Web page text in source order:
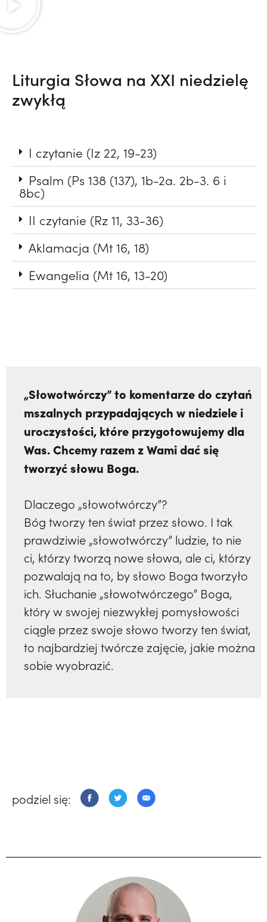
Liturgia Słowa na XXI niedzielę
zwykłą
I czytanie (Iz 22, 19-23)
Psalm (Ps 138 (137), 1b-2a. 2b-3. 6 i
8bc)
II czytanie (Rz 11, 33-36)
Aklamacja (Mt 16, 18)
Ewangelia (Mt 16, 13-20)
„Słowotwórczy” to komentarze do czytań
mszalnych przypadających w niedziele i
uroczystości, które przygotowujemy dla
Was. Chcemy razem z Wami dać się
tworzyć słowu Boga.
Dlaczego „słowotwórczy”?
Bóg tworzy ten świat przez słowo. I tak
prawdziwie „słowotwórczy” ludzie, to nie
ci, którzy tworzą nowe słowa, ale ci, którzy
pozwalają na to, by słowo Boga tworzyło
ich. Słuchanie „słowotwórczego” Boga,
który w swojej niezwykłej pomysłowości
ciągle przez swoje słowo tworzy ten świat,
to najbardziej twórcze zajęcie, jakie można
sobie wyobrazić.
podziel się: